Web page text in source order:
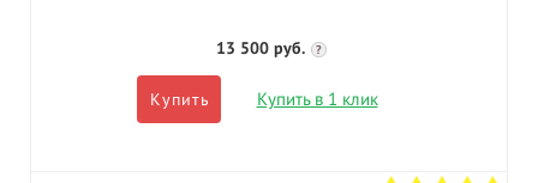
13 500 руб. ?
Купить Купить в 1 клик